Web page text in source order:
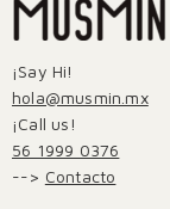
¡Say Hi!
hola@musmin.mx
¡Call us!
56 1999 0376
--> Contacto